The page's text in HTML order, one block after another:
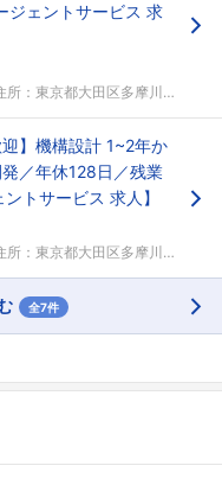
ジェントサービス 求
東京都大田区多摩川2-15...
迎】機構設計 1~2年か
／年休128日／残業
トサービス 求人】
東京都大田区多摩川2-15...
全7件